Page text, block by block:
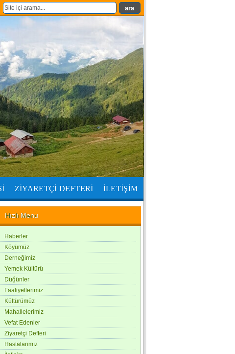
ZİYARETÇİ DEFTERİ İLETİŞİM
Hızlı Menu
Haberler
Köyümüz
Derneğimiz
Yemek Kültürü
Düğünler
Faaliyetlerimiz
Kültürümüz
Mahallelerimiz
Vefat Edenler
Ziyaretçi Defteri
Hastalarımız